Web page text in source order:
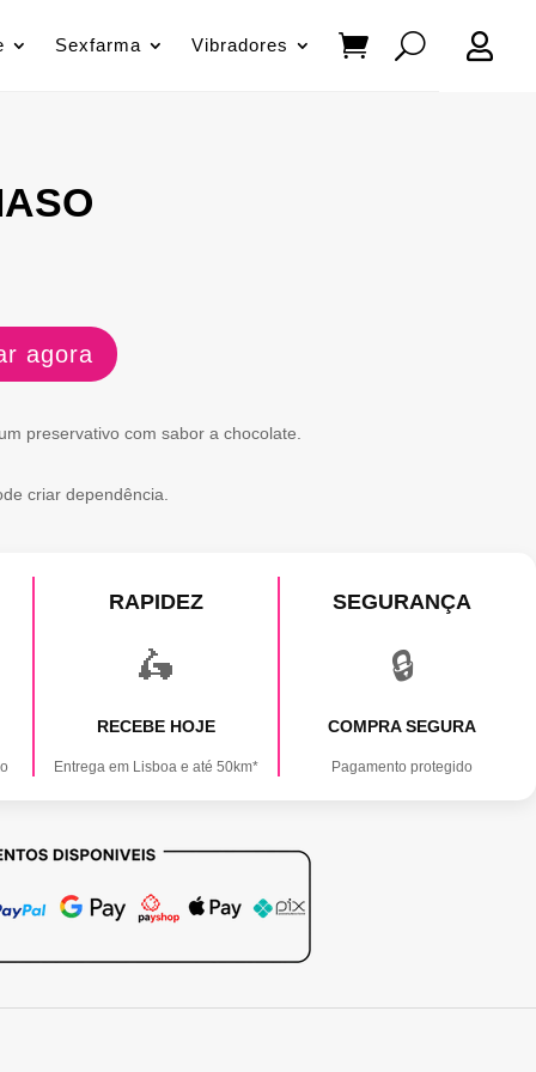
Sexfarma Vibradores 
agora
preservativo com sabor a chocolate.
criar dependência.
RAPIDEZ
🛵
RECEBE HOJE
Entrega em Lisboa e até 50km*
SEGURANÇA
🔒
COMPRA SEGURA
Pagamento protegido